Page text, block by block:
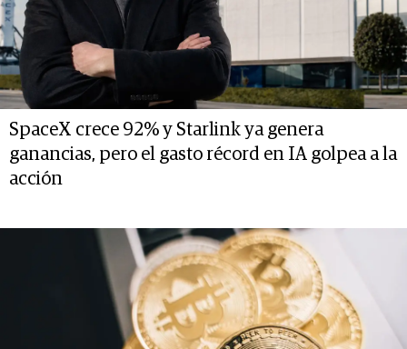
SpaceX crece 92% y Starlink ya genera
ganancias, pero el gasto récord en IA golpea a la
acción